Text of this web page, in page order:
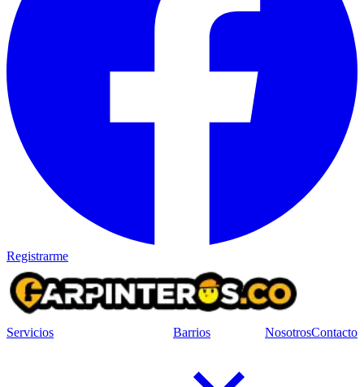
Registrarme
Servicios Barrios NosotrosContacto